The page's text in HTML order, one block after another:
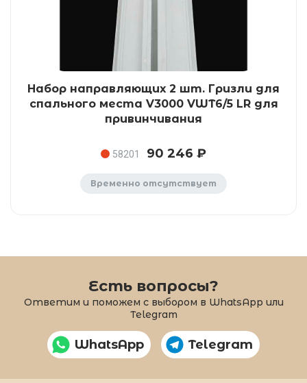
Набор направляющих 2 шт. Гризли для
спального места V3000 VWT6/5 LR для
привинчивания
58201 90 246 ₽
Временно отсутствует
Есть вопросы?
Ответим и поможем с выбором в WhatsApp или
Telegram
WhatsApp Telegram